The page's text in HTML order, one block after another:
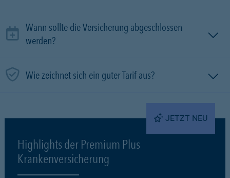
Wann sollte die Versicherung abgeschlossen
werden?
Wie zeichnet sich ein guter Tarif aus?
JETZT NEU
Highlights der Premium Plus
Krankenversicherung